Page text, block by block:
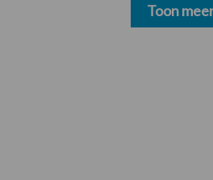
Toon